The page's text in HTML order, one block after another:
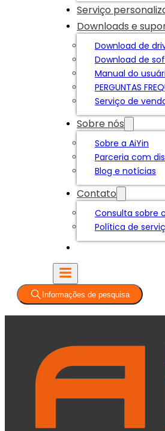
Serviço
Downloads e
Download de
Download de
Manual do
PERGUNTAS
Serviço de
Sobre nós
Sobre a AiYin
Parceria com
Blog e notícias
Contato
Consulta sobre
Política de
Informações de pesquisa